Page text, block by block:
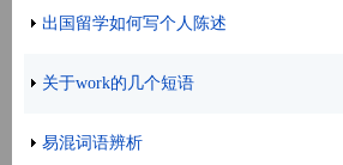
出国留学如何写个人陈述
关于work的几个短语
易混词语辨析